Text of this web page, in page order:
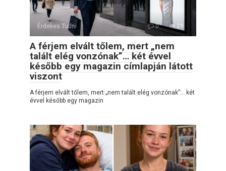
Érdekes Tudni 0 29
A férjem elvált tőlem, mert „nem
talált elég vonzónak”… két évvel
később egy magazin címlapján látott
viszont
A férjem elvált tőlem, mert „nem talált elég vonzónak”… két
évvel később egy magazin